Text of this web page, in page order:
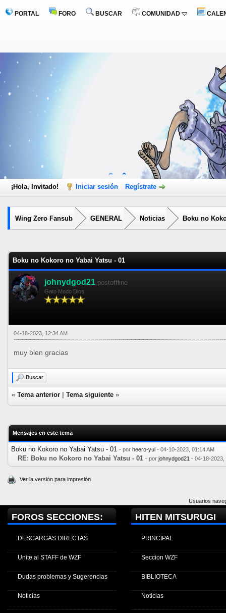
PORTAL FORO BUSCAR COMUNIDAD
¡Hola, Invitado! Iniciar sesión Regístrate
Wing Zero Fansub GENERAL Noticias Boku no
Boku no Kokoro no Yabai Yatsu - 01
johnydgod21 postoffline
Gato Modo Dios
04-18-2023, 12:34 AM
muy bien gracias
Buscar
« Tema anterior Tema siguiente »
Mensajes en este tema
Boku no Kokoro no Yabai Yatsu - 01 - por heero-yui - 04-10-2023, 01:14 AM
RE: Boku no Kokoro no Yabai Yatsu - 01 - por johnydgod21 - 04-18-2023,
Ver la versión para impresión
Usuarios
FOROS SECCIONES:
DESCARGAS DIRECTAS
Unite al STAFF de WZF
Dudas problemas y Sugerencias
Noticias
HITEN MITSURUGI
PRINCIPAL
Seccion WZF
BIBLIOTECA
Noticias